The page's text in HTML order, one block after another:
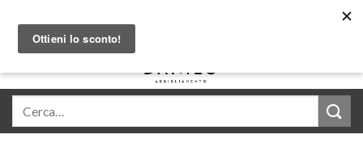
content